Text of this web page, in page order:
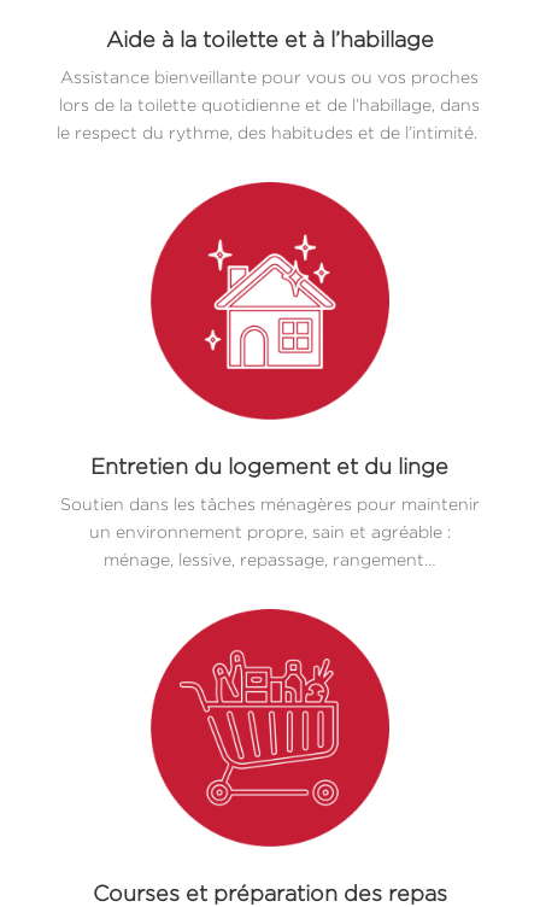
Aide à la toilette et à l’habillage
Assistance bienveillante pour vous ou vos proches
lors de la toilette quotidienne et de l’habillage, dans
le respect du rythme, des habitudes et de l’intimité.
Entretien du logement et du linge
Soutien dans les tâches ménagères pour maintenir
un environnement propre, sain et agréable :
ménage, lessive, repassage, rangement…
Courses et préparation des repas